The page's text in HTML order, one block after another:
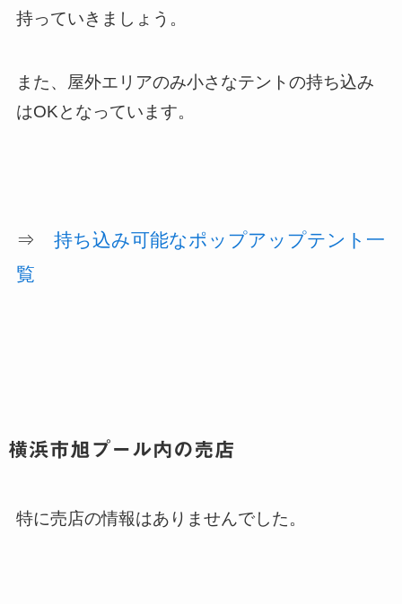
持っていきましょう。
また、屋外エリアのみ小さなテントの持ち込み
はOKとなっています。
⇒ 持ち込み可能なポ ップアップテント一
覧
横浜市旭プール内の売店
特に売店の情報はありませんでした。